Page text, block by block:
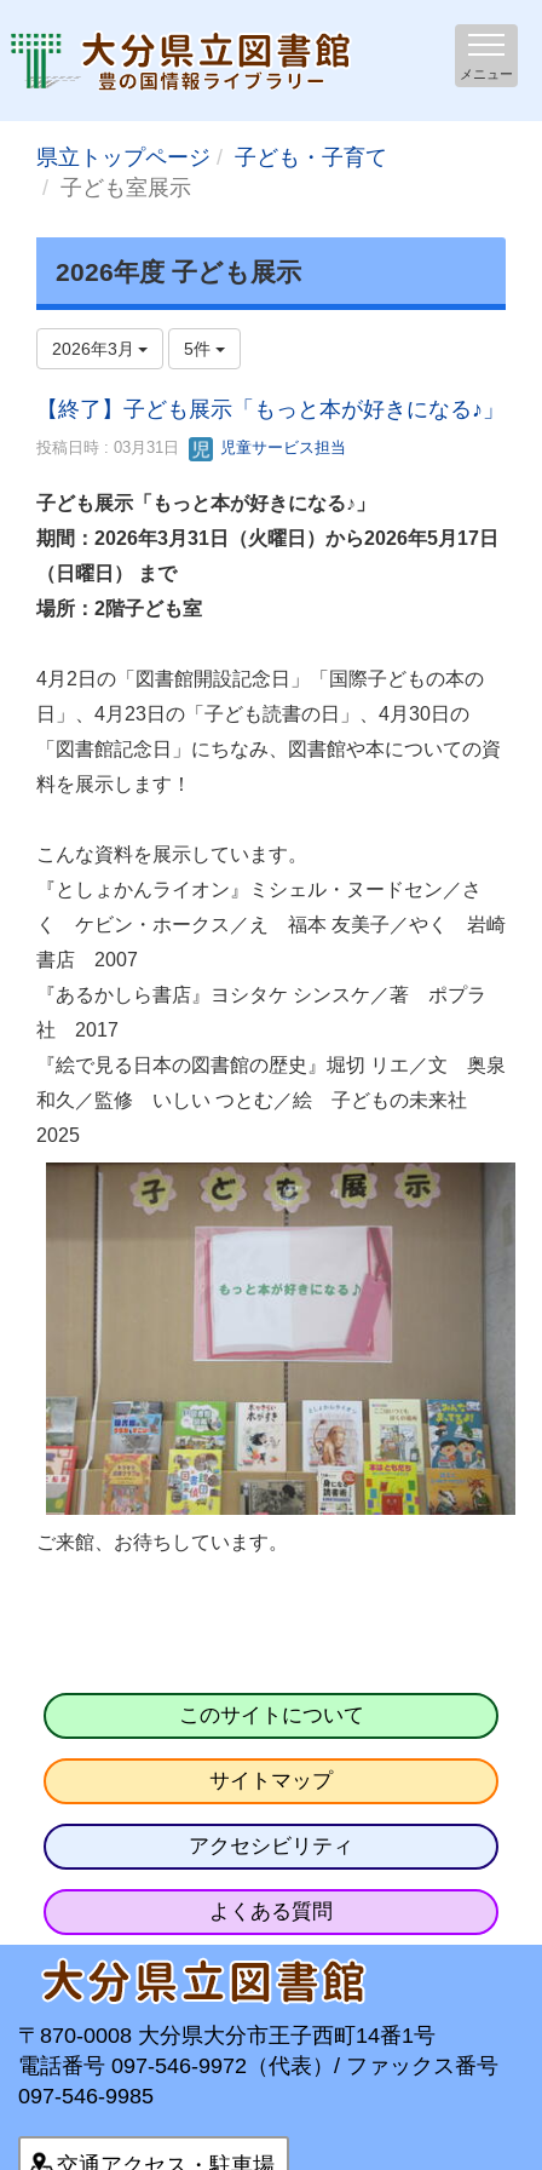
メニュー
県立トップページ
子ども・子育て
子ども室展示
2026年度 子ども展示
2026年3月 5件
【終了】子ども展示「もっと本が好きになる♪」
投稿日時 : 03月31日 児童サービス担当
子ども展示「もっと本が好きになる♪」
期間：2026年3月31日（火曜日）から2026年5月17日
（日曜日） まで
場所：2階子ども室
4月2日の「図書館開設記念日」「国際子どもの本の
日」、4月23日の「子ども読書の日」、4月30日の
「図書館記念日」にちなみ、図書館や本についての資
料を展示します！
こんな資料を展示しています。
『としょかんライオン』ミシェル・ヌードセン／さ
く ケビン・ホークス／え 福本 友美子／やく 岩崎
書店 2007
『あるかしら書店』ヨシタケ シンスケ／著 ポプラ
社 2017
『絵で見る日本の図書館の歴史』堀切 リエ／文 奥泉
和久／監修 いしい つとむ／絵 子どもの未来社
2025
ご来館、お待ちしています。
このサイトについて
サイトマップ
アクセシビリティ
よくある質問
〒870-0008 大分県大分市王子西町14番1号
電話番号 097-546-9972（代表）/ ファックス番号
097-546-9985
交通アクセス・駐車場